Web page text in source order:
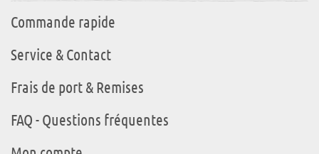
Commande rapide
Service & Contact
Frais de port & Remises
FAQ - Questions fréquentes